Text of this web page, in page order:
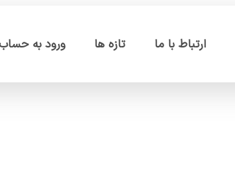
ارتباط با ما تازه ها ورود به حساب